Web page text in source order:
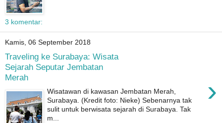
3 komentar:
Kamis, 06 September 2018
Traveling ke Surabaya: Wisata
Sejarah Seputar Jembatan
Merah
›
Wisatawan di kawasan Jembatan Merah,
Surabaya. (Kredit foto: Nieke) Sebenarnya tak
sulit untuk berwisata sejarah di Surabaya. Tak
m...